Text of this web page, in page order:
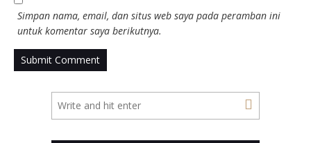
Simpan nama, email, dan situs web saya pada peramban ini
untuk komentar saya berikutnya.